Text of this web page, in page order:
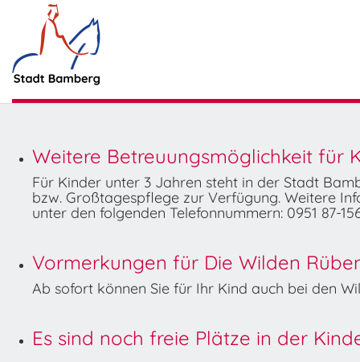
Weitere Betreuungsmöglichkeit für
Für Kinder unter 3 Jahren steht in der Stadt
bzw. Großtagespflege zur Verfügung. Weitere
unter den folgenden Telefonnummern: 0951 87-
Vormerkungen für Die Wilden
Ab sofort können Sie für Ihr Kind auch bei den
Es sind noch freie Plätze in der